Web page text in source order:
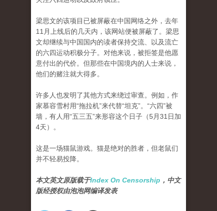
梁思文的该项目已被屏蔽在中国网络之外，去年
11月上线后的几天内，该网站便被屏蔽了。梁思
文却继续与中国国内的读者保持交流、以及流亡
的六四运动积极分子。对他来说，被拒签是他愿
意付出的代价。但那些在中国境内的人士来说，
他们的赌注就大得多。
许多人也发明了其他方式来绕过审查。例如，作
家慕容雪村用“拖拉机”来代替“坦克”。“六四”被
墙，有人用“五三五”来形容这个日子（5月31日加
4天）。
这是一场猫鼠游戏。猫是绝对的胜者，但老鼠们
并不轻易投降。
本文英文原版载于Index On Censorship ，中文
版经授权由泡泡网编译发表